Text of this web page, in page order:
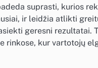
suprasti, kurios
ir leidžia atlikti
geresni rezultatai.
rinkose, kur vartotojų